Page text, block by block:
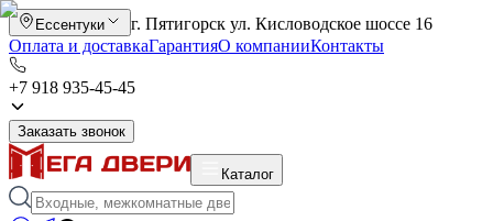
Ессентуки
г. Пятигорск ул. Кисловодское шоссе 16
Оплата и доставкаГарантияО компанииКонтакты
+7 918 935-45-45
Заказать звонок
Каталог